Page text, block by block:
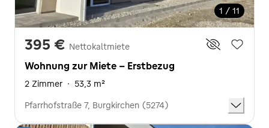
1 / 11
395 € Nettokaltmiete
Wohnung zur Miete - Erstbezug
2 Zimmer · 53,3 m²
Pfarrhofstraße 7, Burgkirchen (5274)